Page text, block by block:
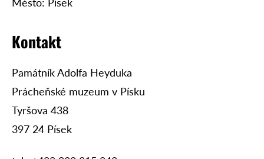
Kontakt
Památník Adolfa Heyduka
Prácheňské muzeum v Písku
Tyršova 438
397 24 Písek